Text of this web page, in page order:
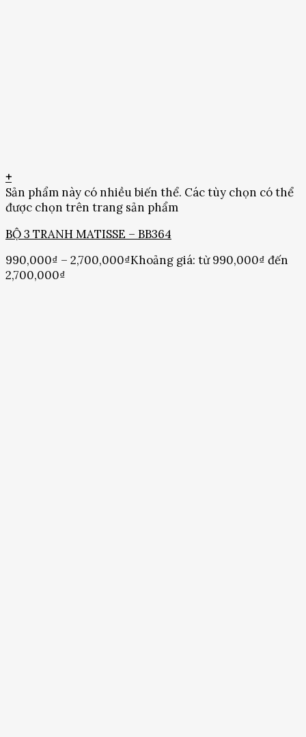
+
Sản phẩm này có nhiều biến thể. Các tùy chọn có thể
được chọn trên trang sản phẩm
BỘ 3 TRANH MATISSE – BB364
990,000₫ – 2,700,000₫Khoảng giá: từ 990,000₫ đến
2,700,000₫